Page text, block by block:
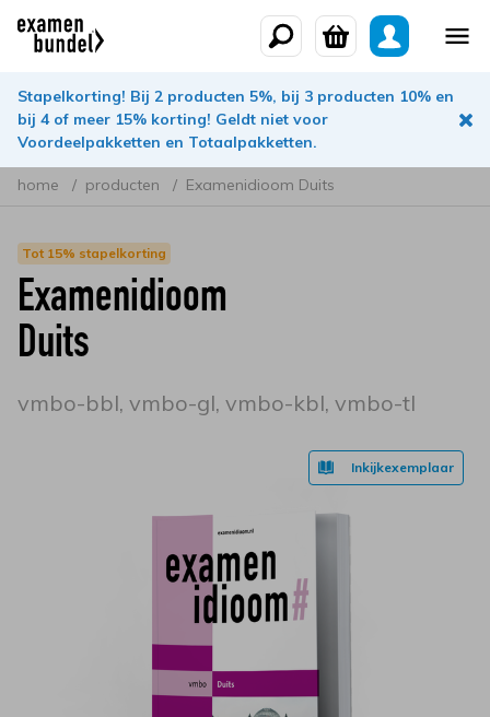
Stapelkorting! Bij 2 producten 5%, bij 3 producten 10% en
bij 4 of meer 15% korting! Geldt niet voor
Voordeelpakketten en Totaalpakketten.
home producten Examenidioom Duits
Inkijkexemplaar
Tot 15% stapelkorting
Examenidioom
Duits
vmbo-bbl, vmbo-gl, vmbo-kbl, vmbo-tl